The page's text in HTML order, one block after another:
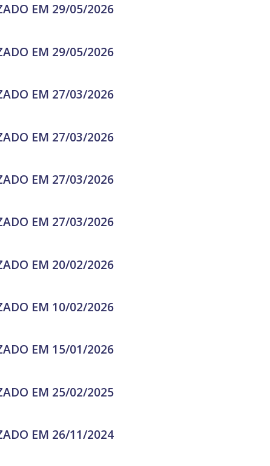
EM 29/05/2026
EM 29/05/2026
EM 27/03/2026
EM 27/03/2026
EM 27/03/2026
EM 27/03/2026
EM 20/02/2026
EM 10/02/2026
EM 15/01/2026
EM 25/02/2025
EM 26/11/2024